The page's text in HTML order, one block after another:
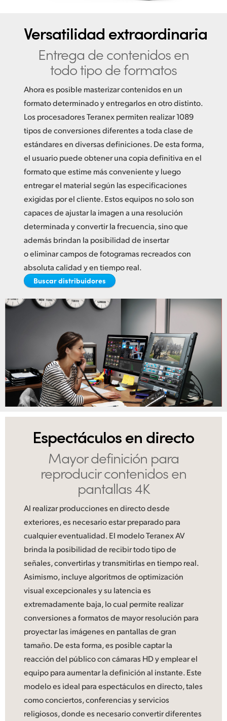
Italy
Japan
Korea
Mexico
Malaysia
Netherlands
New Zealand
Norway
Poland
Portugal
Singapore
South Africa
Chinese Taipei
Turkey
UAE
Ukraine
United States
Versatilidad extraordinaria
Entrega de contenidosen
todo tipo de formatos
Ahora es posible masterizar contenidos en un
formato determinado y entregarlos en otro distinto.
Los procesadores Teranex permiten realizar 1089
tipos de conversiones diferentes a toda clase de
estándares en diversas definiciones. De esta forma,
el usuario puede obtener una copia definitiva en el
formato que estime más conveniente y luego
entregar el material según las especificaciones
exigidas por el cliente. Estos equipos no solo son
capaces de ajustar la imagen a una resolución
determinada y convertir la frecuencia, sino que
además brindan la posibilidad de insertar
o eliminar campos de fotogramas recreados con
absoluta calidad y en tiempo real.
Buscar distribuidores
Espectáculos en directo
Mayor definición para
reproducir contenidosen
pantallas 4K
Al realizar producciones en directo desde
exteriores, es necesario estar preparado para
cualquier eventualidad. El modelo Teranex AV
brinda la posibilidad de recibir todo tipo de
señales, convertirlas y transmitirlas en tiempo real.
Asimismo, incluye algoritmos de optimización
visual excepcionales y su latencia es
extremadamente baja, lo cual permite realizar
conversiones a formatos de mayor resolución para
proyectar las imágenes en pantallas de gran
tamaño. De esta forma, es posible captar la
reacción del público con cámaras HD y emplear el
equipo para aumentar la definición al instante. Este
modelo es ideal para espectáculos en directo, tales
como conciertos, conferencias y servicios
religiosos, donde es necesario convertir diferentes